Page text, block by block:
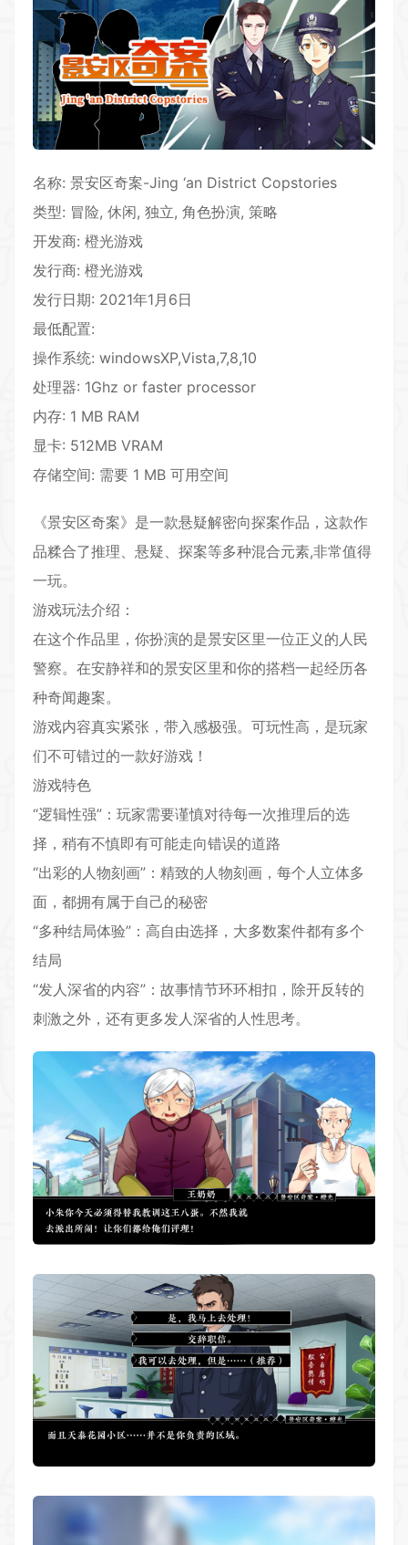
名称: 景安区奇案-Jing ‘an District Copstories
类型: 冒险, 休闲, 独立, 角色扮演, 策略
开发商: 橙光游戏
发行商: 橙光游戏
发行日期: 2021年1月6日
最低配置:
操作系统: windowsXP,Vista,7,8,10
处理器: 1Ghz or faster processor
内存: 1 MB RAM
显卡: 512MB VRAM
存储空间: 需要 1 MB 可用空间
《景安区奇案》是一款悬疑解密向探案作品，这款作
品糅合了推理、悬疑、探案等多种混合元素,非常值得
一玩。
游戏玩法介绍：
在这个作品里，你扮演的是景安区里一位正义的人民
警察。在安静祥和的景安区里和你的搭档一起经历各
种奇闻趣案。
游戏内容真实紧张，带入感极强。可玩性高，是玩家
们不可错过的一款好游戏！
游戏特色
“逻辑性强”：玩家需要谨慎对待每一次推理后的选
择，稍有不慎即有可能走向错误的道路
“出彩的人物刻画”：精致的人物刻画，每个人立体多
面，都拥有属于自己的秘密
“多种结局体验”：高自由选择，大多数案件都有多个
结局
“发人深省的内容”：故事情节环环相扣，除开反转的
刺激之外，还有更多发人深省的人性思考。